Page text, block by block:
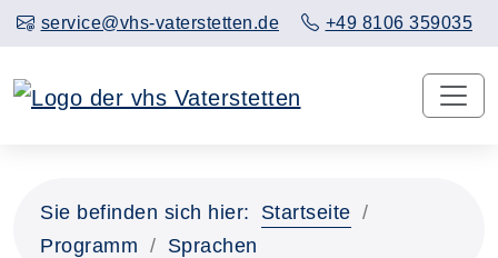
service@vhs-vaterstetten.de +49 8106 359035
Sie befinden sich hier:
Startseite
Programm
Sprachen